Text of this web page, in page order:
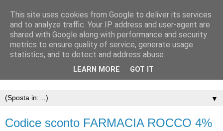
▼
Codice sconto FARMACIA ROCCO 4%
This site uses cookies from Google to deliver its services
and to analyze traffic. Your IP address and user-agent are
shared with Google along with performance and security
metrics to ensure quality of service, generate usage
statistics, and to detect and address abuse.
LEARN MORE GOT IT